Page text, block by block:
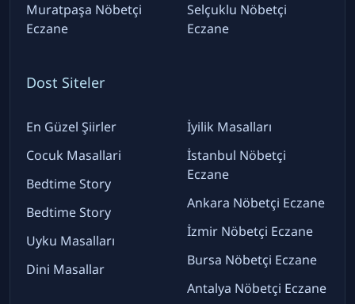
Muratpaşa Nöbetçi
Eczane
Selçuklu Nöbetçi
Eczane
Dost Siteler
En Güzel Şiirler
Cocuk Masallari
Bedtime Story
Bedtime Story
Uyku Masalları
Dini Masallar
İyilik Masalları
İstanbul Nöbetçi
Eczane
Ankara Nöbetçi Eczane
İzmir Nöbetçi Eczane
Bursa Nöbetçi Eczane
Antalya Nöbetçi Eczane